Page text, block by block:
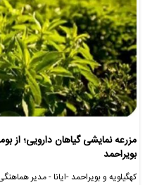
مزرعه نمایشی گیاهان دارویی؛ از
بویراحمد
کهگیلویه و بویراحمد -ایانا - مدیر